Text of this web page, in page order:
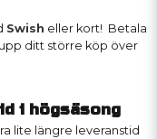
Swish eller kort! Betala
ditt större köp över
i högsäsong
lite längre leveranstid